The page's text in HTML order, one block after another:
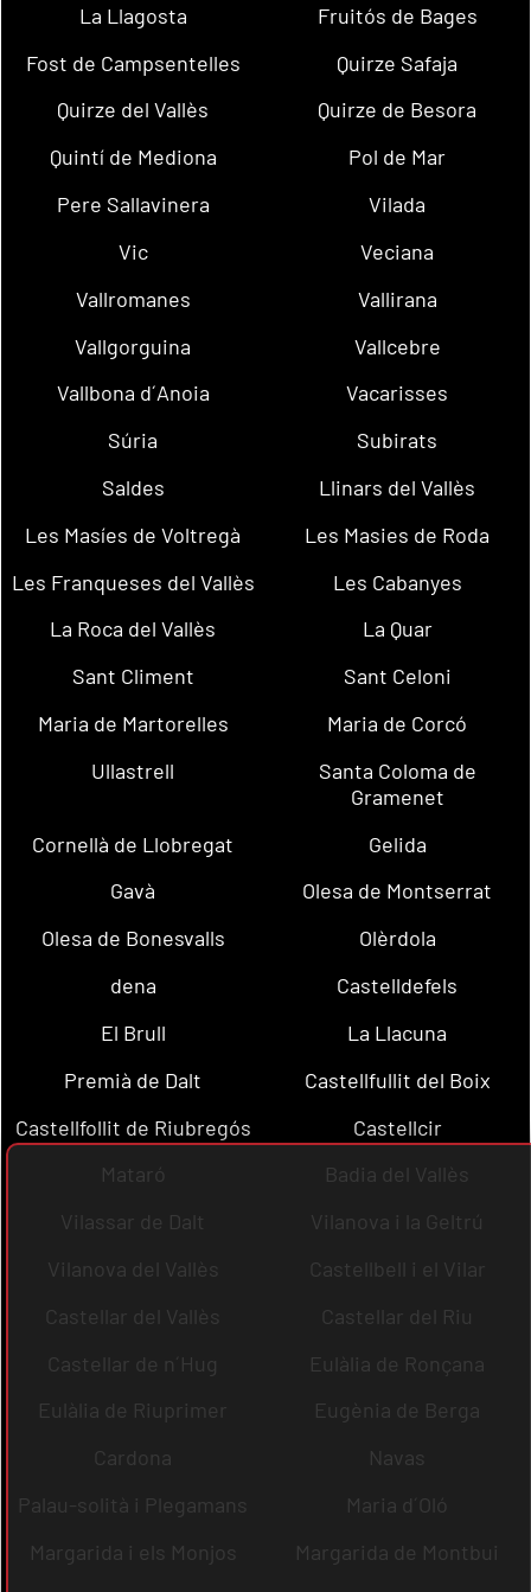
La Llagosta
Fruitós de Bages
Fost de Campsentelles
Quirze Safaja
Quirze del Vallès
Quirze de Besora
Quintí de Mediona
Pol de Mar
Pere Sallavinera
Vilada
Vic
Veciana
Vallromanes
Vallirana
Vallgorguina
Vallcebre
Vallbona d´Anoia
Vacarisses
Súria
Subirats
Saldes
Llinars del Vallès
Les Masíes de Voltregà
Les Masies de Roda
Les Franqueses del Vallès
Les Cabanyes
La Roca del Vallès
La Quar
Sant Climent
Sant Celoni
Maria de Martorelles
Maria de Corcó
Ullastrell
Santa Coloma de
Gramenet
Cornellà de Llobregat
Gelida
Gavà
Olesa de Montserrat
Olesa de Bonesvalls
Olèrdola
dena
Castelldefels
El Brull
La Llacuna
Premià de Dalt
Castellfullit del Boix
Castellfollit de Riubregós
Castellcir
Mataró
Badia del Vallès
Vilassar de Dalt
Vilanova i la Geltrú
Vilanova del Vallès
Castellbell i el Vilar
Castellar del Vallès
Castellar del Riu
Castellar de n´Hug
Eulàlia de Ronçana
Eulàlia de Riuprimer
Eugènia de Berga
Cardona
Navas
Palau-solità i Plegamans
Maria d´Oló
Margarida i els Monjos
Margarida de Montbui